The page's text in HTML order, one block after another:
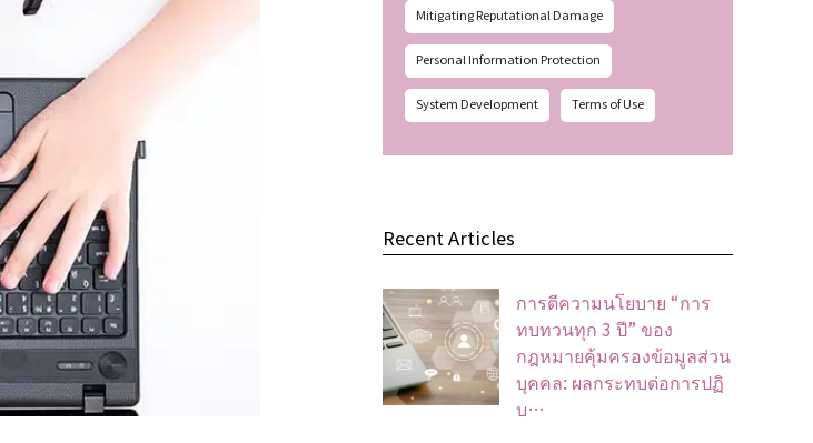
Mitigating Reputational Damage
Personal Information Protection
System Development Terms of Use
Recent Articles
การตีความนโยบาย “การ
ทบทวนทุก 3 ปี” ของ
กฎหมายคุ้มครองข้อมูลส่วน
บุคคล: ผลกระทบต่อการปฏิ
บ…